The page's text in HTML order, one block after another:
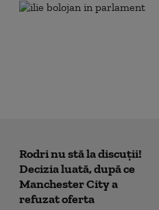
Rodri nu stă la discuții!
Decizia luată, după ce
Manchester City a
refuzat oferta